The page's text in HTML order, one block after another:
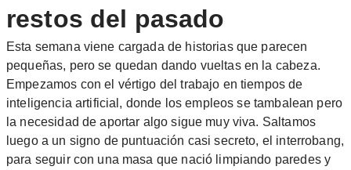
restos del pasado
Esta semana viene cargada de historias que parecen
pequeñas, pero se quedan dando vueltas en la cabeza.
Empezamos con el vértigo del trabajo en tiempos de
inteligencia artificial, donde los empleos se tambalean pero
la necesidad de aportar algo sigue muy viva. Saltamos
luego a un signo de puntuación casi secreto, el interrobang,
para seguir con una masa que nació limpiando paredes y